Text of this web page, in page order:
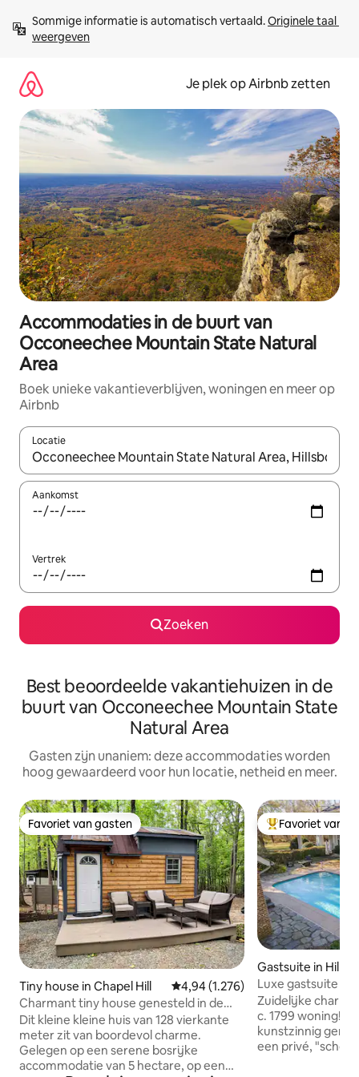
direct
naar
Sommige informatie is automatisch vertaald. Originele taal
weergeven
Je plek op Airbnb zetten
Accommodaties in de buurt van
Occoneechee Mountain State Natural
Area
Boek unieke vakantieverblijven, woningen en meer op
Airbnb
Locatie
Wanneer er resultaten beschikbaar zijn, maak je een keuze
Aankomst
Vertrek
Zoeken
Best beoordeelde vakantiehuizen in de
buurt van Occoneechee Mountain State
Natural Area
Gasten zijn unaniem: deze accommodaties worden
hoog gewaardeerd voor hun locatie, netheid en meer.
Favoriet van gasten
Favoriet van gasten
Tiny house in Chapel Hill Gemiddelde beoordeling van
4,94 (1.276)
Charmant tiny house genesteld in de
bomen
Dit kleine kleine huis van 128 vierkante
meter zit van boordevol charme.
Gelegen op een serene bosrijke
accommodatie van 5 hectare, op een
Topfavoriet van
Favoriet van
Gastsuite in
Luxe gastsuite
(historisch,
Zuidelijke
c. 1799 woning!
kunstzinnig
een privé,